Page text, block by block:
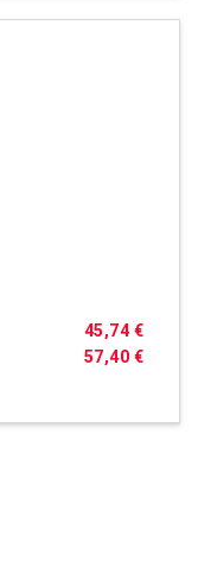
57,40 €
45,74 €